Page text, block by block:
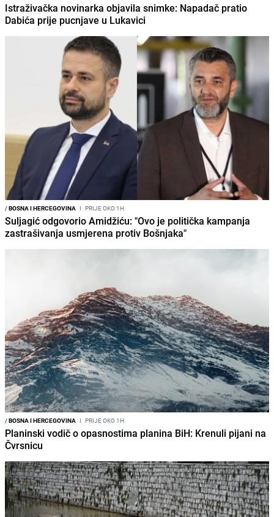
Istraživačka novinarka objavila snimke: Napadač pratio
Dabića prije pucnjave u Lukavici
/BOSNA I HERCEGOVINA I PRIJE OKO 1H
Suljagić odgovorio Amidžiću: "Ovo je politička kampanja
zastrašivanja usmjerena protiv Bošnjaka"
/BOSNA I HERCEGOVINA I PRIJE OKO 1H
Planinski vodič o opasnostima planina BiH: Krenuli pijani na
Čvrsnicu